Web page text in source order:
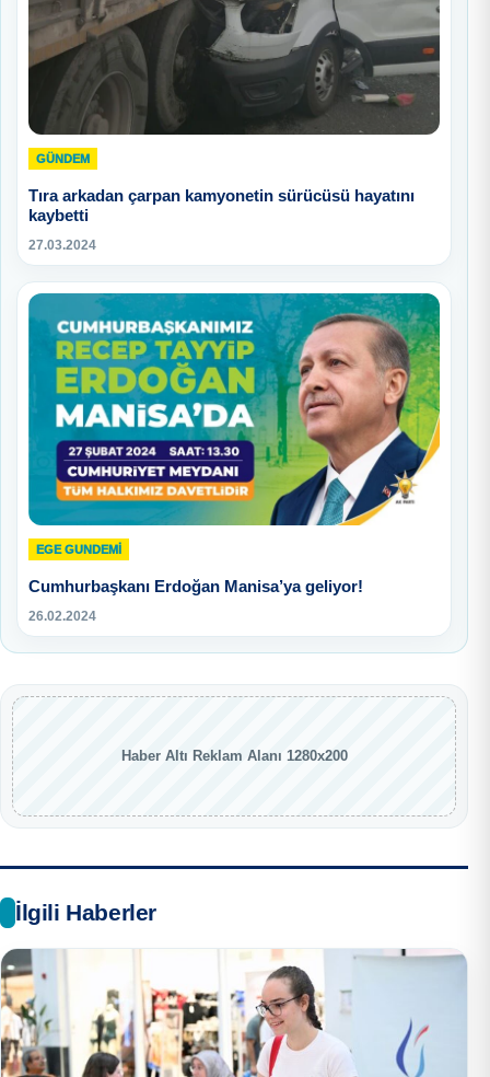
GÜNDEM
Tıra arkadan çarpan kamyonetin sürücüsü hayatını
kaybetti
27.03.2024
EGE GUNDEMİ
Cumhurbaşkanı Erdoğan Manisa’ya geliyor!
26.02.2024
Haber Altı Reklam Alanı 1280x200
İlgili Haberler